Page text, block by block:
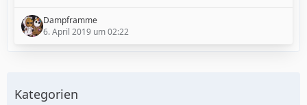
Dampframme
6. April 2019 um 02:22
Kategorien